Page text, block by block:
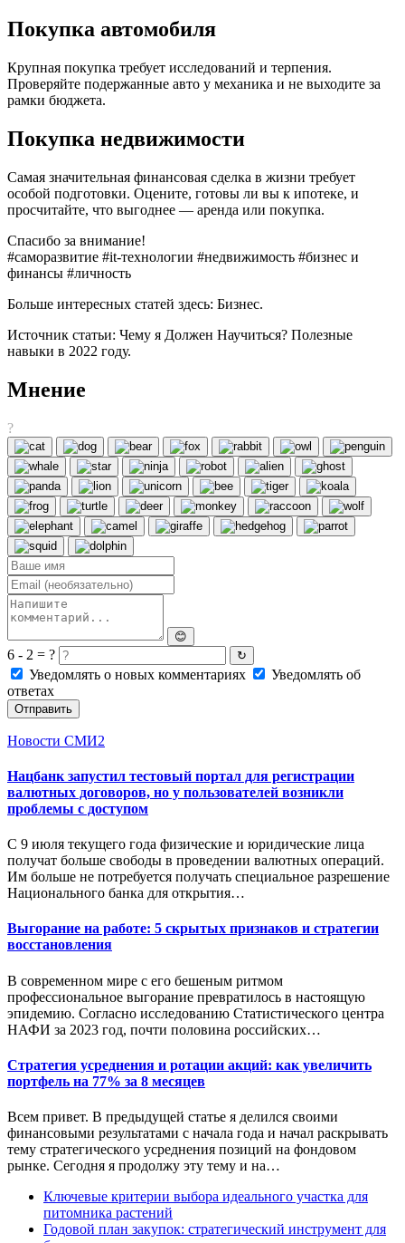
Покупка автомобиля
Крупная покупка требует исследований и терпения.
Проверяйте подержанные авто у механика и не выходите за
рамки бюджета.
Покупка недвижимости
Самая значительная финансовая сделка в жизни требует
особой подготовки. Оцените, готовы ли вы к ипотеке, и
просчитайте, что выгоднее — аренда или покупка.
Спасибо за внимание!
#саморазвитие #it-технологии #недвижимость #бизнес и
финансы #личность
Больше интересных статей здесь: Бизнес.
Источник статьи: Чему я Должен Научиться? Полезные
навыки в 2022 году.
Мнение
?
😊
6 - 2 = ? ↻
Уведомлять о новых комментариях
Уведомлять об
ответах
Отправить
Новости СМИ2
Нацбанк запустил тестовый портал для регистрации
валютных договоров, но у пользователей возникли
проблемы с доступом
С 9 июля текущего года физические и юридические лица
получат больше свободы в проведении валютных операций.
Им больше не потребуется получать специальное разрешение
Национального банка для открытия…
Выгорание на работе: 5 скрытых признаков и стратегии
восстановления
В современном мире с его бешеным ритмом
профессиональное выгорание превратилось в настоящую
эпидемию. Согласно исследованию Статистического центра
НАФИ за 2023 год, почти половина российских…
Стратегия усреднения и ротации акций: как увеличить
портфель на 77% за 8 месяцев
Всем привет. В предыдущей статье я делился своими
финансовыми результатами с начала года и начал раскрывать
тему стратегического усреднения позиций на фондовом
рынке. Сегодня я продолжу эту тему и на…
Ключевые критерии выбора идеального участка для
питомника растений
Годовой план закупок: стратегический инструмент для